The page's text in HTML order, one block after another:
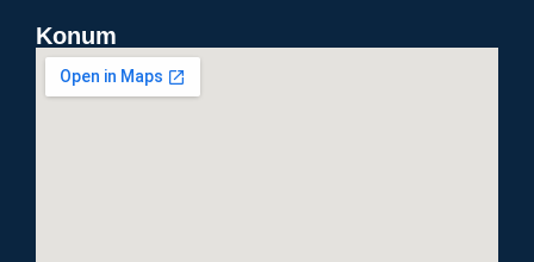
Konum